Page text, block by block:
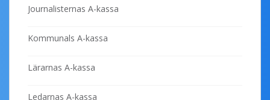
Journalisternas A-kassa
Kommunals A-kassa
Lärarnas A-kassa
Ledarnas A-kassa